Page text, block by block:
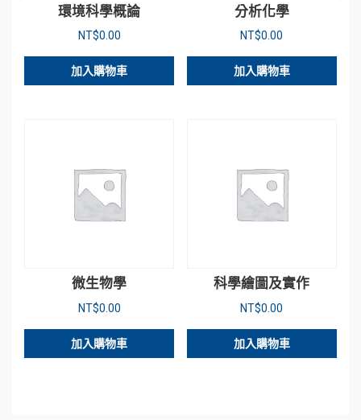
環境科學概論
NT$0.00
加入購物車
分析化學
NT$0.00
加入購物車
微生物學
NT$0.00
加入購物車
科學繪圖及實作
NT$0.00
加入購物車